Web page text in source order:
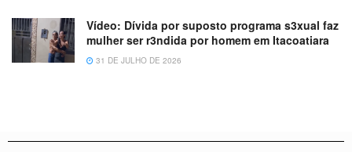
Vídeo: Dívida por suposto programa s3xual faz
mulher ser r3ndida por homem em Itacoatiara
31 DE JULHO DE 2026